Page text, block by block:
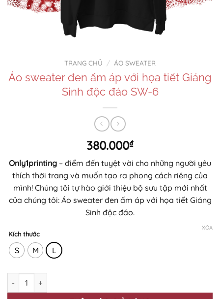
TRANG CHỦ / ÁO SWEATER
Áo sweater đen ấm áp với họa tiết Giáng
Sinh độc đáo SW-6
380.000₫
Only1printing – điểm đến tuyệt vời cho những người yêu
thích thời trang và muốn tạo ra phong cách riêng của
mình! Chúng tôi tự hào giới thiệu bộ sưu tập mới nhất
của chúng tôi: Áo sweater đen ấm áp với họa tiết Giáng
Sinh độc đáo.
Kích thước
S M L
XÓA
Áo sweater đen ấm áp với họa tiết Giáng Sinh độc đáo SW-6 số